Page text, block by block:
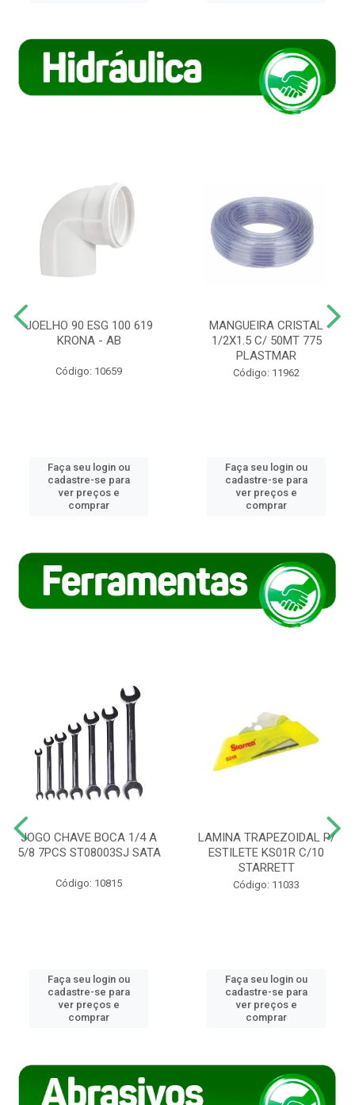
JOELHO 90 ESG 100 619
KRONA - AB
Código: 10659
Faça seu login ou
cadastre-se para
ver preços e
comprar
MANGUEIRA CRISTAL
1/2X1.5 C/ 50MT 775
PLASTMAR
Código: 11962
Faça seu login ou
cadastre-se para
ver preços e
comprar
JOGO CHAVE BOCA 1/4 A
5/8 7PCS ST08003SJ SATA
Código: 10815
Faça seu login ou
cadastre-se para
ver preços e
comprar
LAMINA TRAPEZOIDAL P/
ESTILETE KS01R C/10
STARRETT
Código: 11033
Faça seu login ou
cadastre-se para
ver preços e
comprar